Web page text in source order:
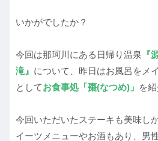
いかがでしたか？
今回は那珂川にある日帰り温泉
『
滝』 について、昨日はお風呂をメ
としてお食事処「棗(なつめ)」 を
今回いただいたステーキも美味し
イーツメニューやお酒もあり、男